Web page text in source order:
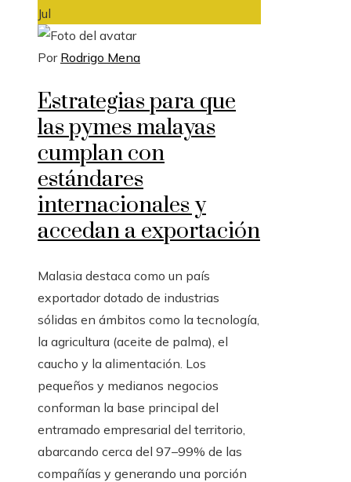
Jul
Por Rodrigo Mena
Estrategias para que
las pymes malayas
cumplan con
estándares
internacionales y
accedan a exportación
Malasia destaca como un país
exportador dotado de industrias
sólidas en ámbitos como la tecnología,
la agricultura (aceite de palma), el
caucho y la alimentación. Los
pequeños y medianos negocios
conforman la base principal del
entramado empresarial del territorio,
abarcando cerca del 97–99% de las
compañías y generando una porción